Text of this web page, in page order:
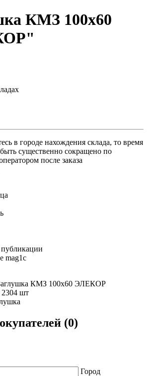
КМЗ 100х60
в городе нахождения склада, то время
существенно сокращено по
после заказа
mag1c
КМЗ 100х60 ЭЛЕКОР
2304 шт
(0)
Город